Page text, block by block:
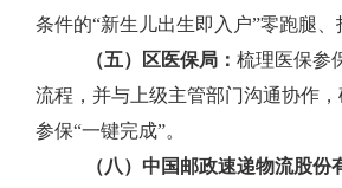
条件的“新生儿出生即入户”零跑腿、
（五）区医保局： 梳理医保参
流程，并与上级主管部门沟通协作
参保“一键完成”。
（八）中国邮政速递物流股份